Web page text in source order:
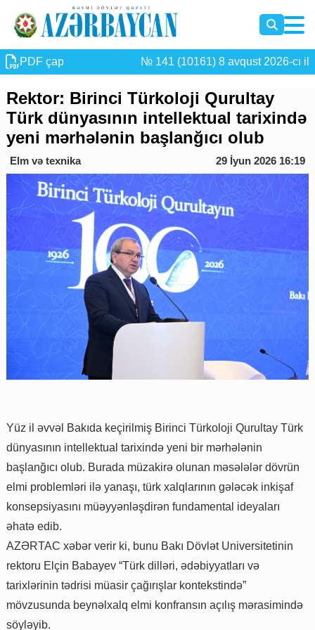
PDF çap № 141 (10161) 8 avqust 2026-cı il
Rektor: Birinci Türkoloji Qurultay
Türk dünyasının intellektual tarixində
yeni mərhələnin başlanğıcı olub
Elm və texnika 29 İyun 2026 16:19
Yüz il əvvəl Bakıda keçirilmiş Birinci Türkoloji Qurultay Türk
dünyasının intellektual tarixində yeni bir mərhələnin
başlanğıcı olub. Burada müzakirə olunan məsələlər dövrün
elmi problemləri ilə yanaşı, türk xalqlarının gələcək inkişaf
konsepsiyasını müəyyənləşdirən fundamental ideyaları
əhatə edib.
AZƏRTAC xəbər verir ki, bunu Bakı Dövlət Universitetinin
rektoru Elçin Babayev “Türk dilləri, ədəbiyyatları və
tarixlərinin tədrisi müasir çağırışlar kontekstində”
mövzusunda beynəlxalq elmi konfransın açılış mərasimində
söyləyib.